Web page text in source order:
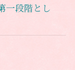
一段階とし